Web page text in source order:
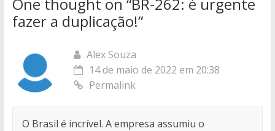
fazer a duplicação!”
Alex Souza
14 de maio de 2022 em 20:38
Permalink
O Brasil é incrível. A empresa assumiu o